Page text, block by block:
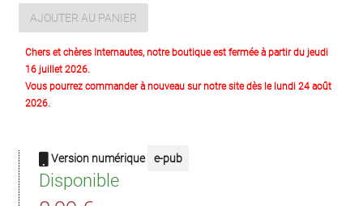
AJOUTER AU PANIER
Chers et chères Internautes, notre boutique est fermée à partir du jeudi
16 juillet 2026.
Vous pourrez commander à nouveau sur notre site dès le lundi 24 août
2026.
Version numérique e-pub
Disponible